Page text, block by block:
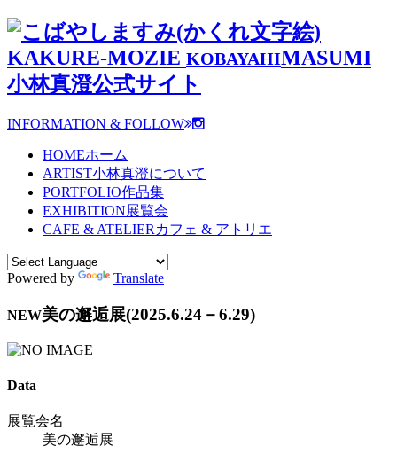
KAKURE-MOZIE KOBAYAHIMASUMI
小林真澄公式サイト
INFORMATION & FOLLOW
HOMEホーム
ARTIST小林真澄について
PORTFOLIO作品集
EXHIBITION展覧会
CAFE & ATELIER カフェ & アトリエ
Powered by Translate
NEW美の邂逅展(2025.6.24－6.29)
Data
展覧会名
美の邂逅展